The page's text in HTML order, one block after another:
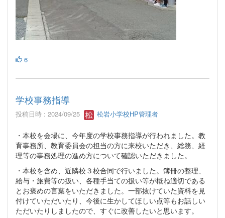
6
学校事務指導
投稿日時 : 2024/09/25 松岩小学校HP管理者
・本校を会場に、今年度の学校事務指導が行われました。教
育事務所、教育委員会の担当の方に来校いただき、総務、経
理等の事務処理の進め方について確認いただきました。
・本校を含め、近隣校３校合同で行いました。簿冊の整理、
給与・旅費等の扱い、各種手当ての扱い等が概ね適切である
とお褒めの言葉をいただきました。一部抜けていた資料を見
付けていただいたり、今後に生かしてほしい点等もお話しい
ただいたりしましたので、すぐに改善したいと思います。